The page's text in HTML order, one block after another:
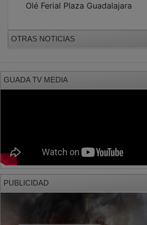
Olé Ferial Plaza Guadalajara
OTRAS NOTICIAS
GUADA TV MEDIA
PUBLICIDAD